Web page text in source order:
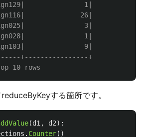
1|
26|
3|
1|
9|
+----------------+
する箇所です。
(d1 , d2):
. Counter()